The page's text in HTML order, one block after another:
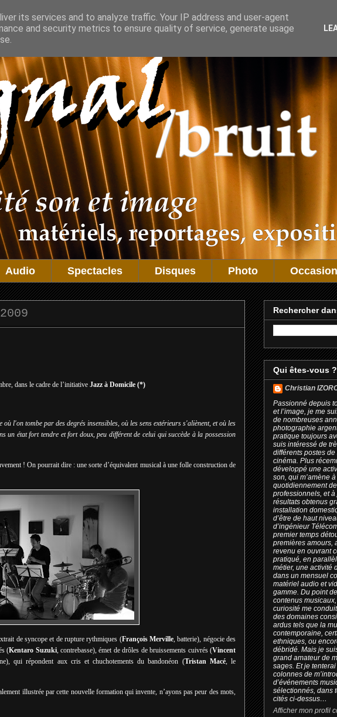
Audio Spectacles Disques Photo
dans le cadre de l’initiative Jazz à Domicile (*)
où l'on tombe par des degrés insensibles, où les sens extérieurs s'aliènent, et où les
un état fort tendre et fort doux, peu différent de celui qui succède à la possession
! On pourrait dire : une sorte d’équivalent musical à une folle construction de
de syncope et de rupture rythmiques (François Merville, batterie), négocie des
(Kentaro Suzuki, contrebasse), émet de drôles de bruissements cuivrés (Vincent
qui répondent aux cris et chuchotements du bandonéon (Tristan Macé, le
illustrée par cette nouvelle formation qui invente, n’ayons pas peur des mots,
Rechercher
Qui êtes-vous ?
Christian
Passionné depuis
et l’image, je me
de nombreuses
photographie
pratique toujours
suis intéressé de
différents postes
cinéma. Plus
développé une
son, qui m’amène
quotidiennement
professionnels, et
résultats obtenus
installation
d’être de haut
d’ingénieur
premier temps
premières amours,
revenu en ouvrant
pratiqué, en
métier, une activité
dans un mensuel
matériel audio et
gamme. Du point
contenus
curiosité me
des domaines
ardus tels que la
contemporaine,
ethniques, ou
débridé. Mais je
grand amateur de
sages. Et je
colonnes de
d’événements
sélectionnés, dans
cités ci-dessus…
Afficher mon profil
its services and to analyze traffic. Your IP address and user-agent
and security metrics to ensure quality of service, generate usage